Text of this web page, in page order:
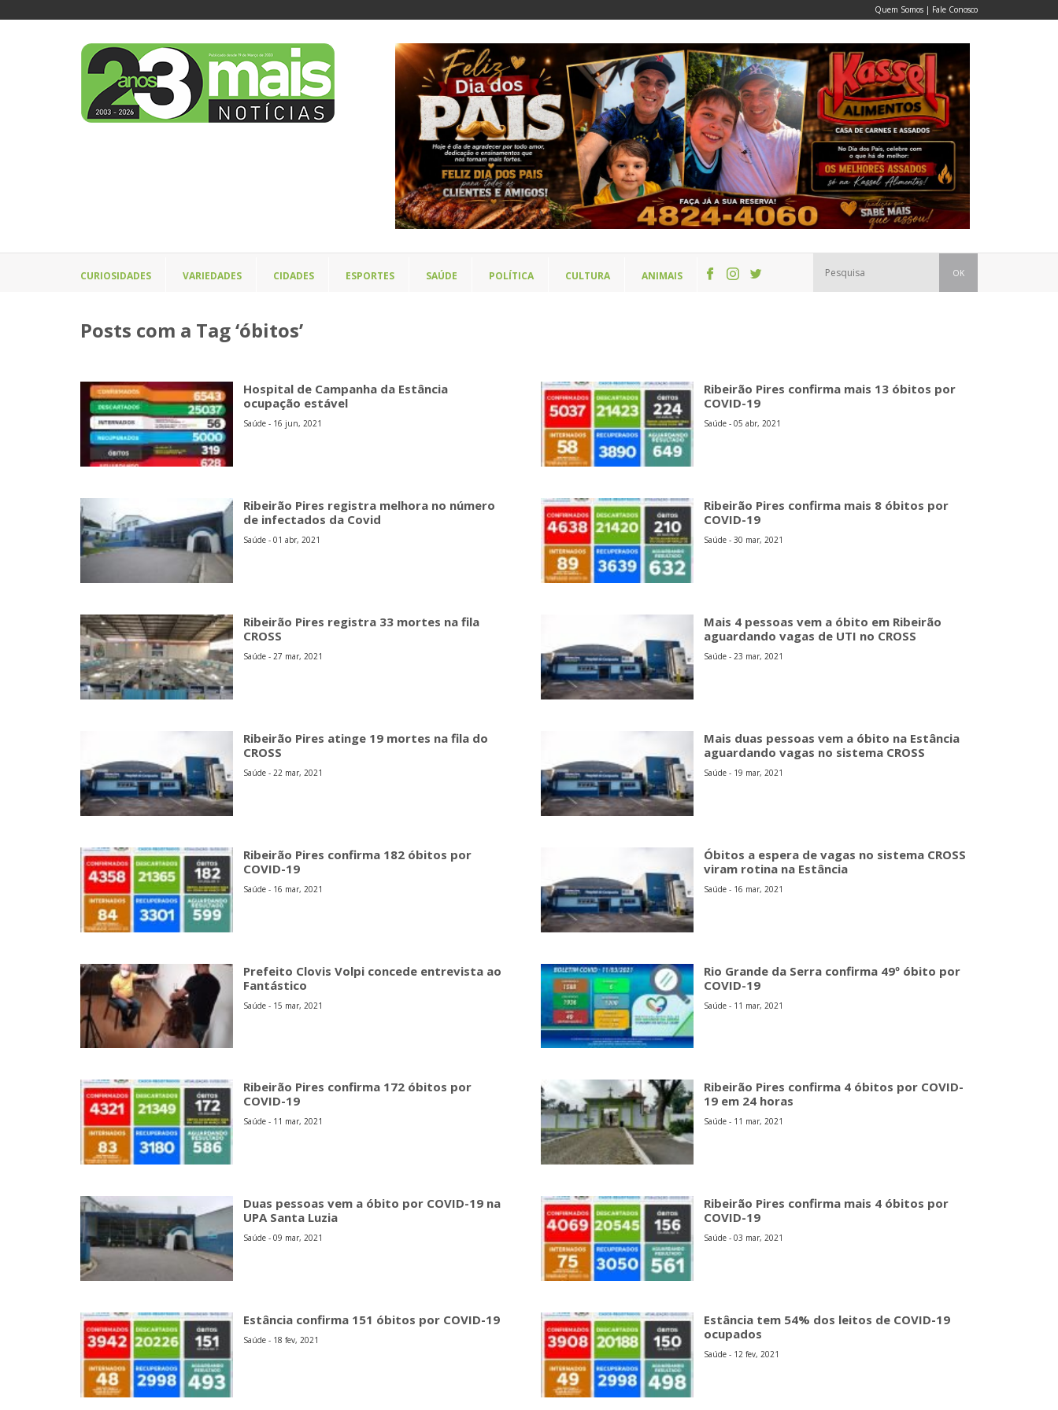
Quem Somos | Fale Conosco
CURIOSIDADES VARIEDADES CIDADES ESPORTES SAÚDE POLÍTICA CULTURA ANIMAIS OK
Posts com a Tag ‘óbitos’
Hospital de Campanha da Estância
ocupação estável
Saúde - 16 jun, 2021
Ribeirão Pires confirma mais 13 óbitos por
COVID-19
Saúde - 05 abr, 2021
Ribeirão Pires registra melhora no número
de infectados da Covid
Saúde - 01 abr, 2021
Ribeirão Pires confirma mais 8 óbitos por
COVID-19
Saúde - 30 mar, 2021
Ribeirão Pires registra 33 mortes na fila
CROSS
Saúde - 27 mar, 2021
Mais 4 pessoas vem a óbito em Ribeirão
aguardando vagas de UTI no CROSS
Saúde - 23 mar, 2021
Ribeirão Pires atinge 19 mortes na fila do
CROSS
Saúde - 22 mar, 2021
Mais duas pessoas vem a óbito na Estância
aguardando vagas no sistema CROSS
Saúde - 19 mar, 2021
Ribeirão Pires confirma 182 óbitos por
COVID-19
Saúde - 16 mar, 2021
Óbitos a espera de vagas no sistema CROSS
viram rotina na Estância
Saúde - 16 mar, 2021
Prefeito Clovis Volpi concede entrevista ao
Fantástico
Saúde - 15 mar, 2021
Rio Grande da Serra confirma 49º óbito por
COVID-19
Saúde - 11 mar, 2021
Ribeirão Pires confirma 172 óbitos por
COVID-19
Saúde - 11 mar, 2021
Ribeirão Pires confirma 4 óbitos por COVID-
19 em 24 horas
Saúde - 11 mar, 2021
Duas pessoas vem a óbito por COVID-19 na
UPA Santa Luzia
Saúde - 09 mar, 2021
Ribeirão Pires confirma mais 4 óbitos por
COVID-19
Saúde - 03 mar, 2021
Estância confirma 151 óbitos por COVID-19
Saúde - 18 fev, 2021
Estância tem 54% dos leitos de COVID-19
ocupados
Saúde - 12 fev, 2021